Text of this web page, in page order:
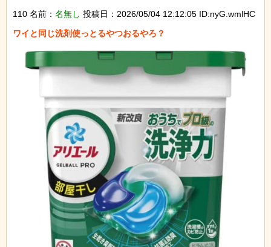
110 名前： 名無し 投稿日：2026/05/04 12:12:05 ID:nyG.wmlHC